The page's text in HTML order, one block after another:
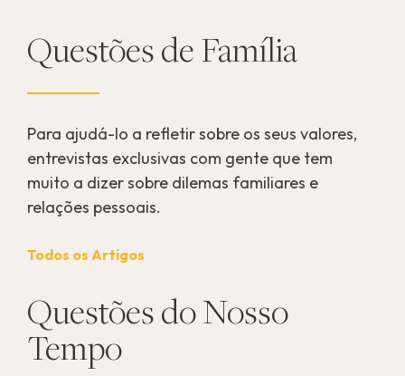
Questões de Família
Para ajudá-lo a refletir sobre os seus valores,
entrevistas exclusivas com gente que tem
muito a dizer sobre dilemas familiares e
relações pessoais.
Todos os Artigos
Questões do Nosso
Tempo